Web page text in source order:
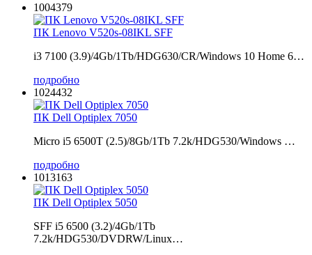
1004379
ПК Lenovo V520s-08IKL SFF
i3 7100 (3.9)/4Gb/1Tb/HDG630/CR/Windows 10 Home 6…
подробно
1024432
ПК Dell Optiplex 7050
Micro i5 6500T (2.5)/8Gb/1Tb 7.2k/HDG530/Windows …
подробно
1013163
ПК Dell Optiplex 5050
SFF i5 6500 (3.2)/4Gb/1Tb
7.2k/HDG530/DVDRW/Linux…